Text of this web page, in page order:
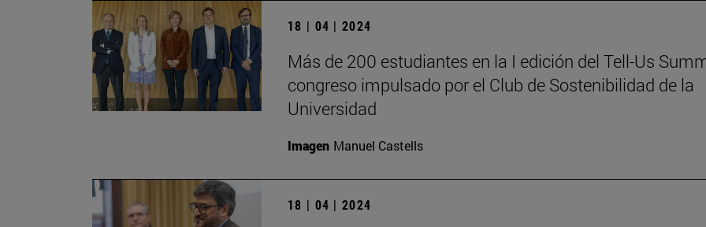
18 | 04 | 2024
Más de 200 estudiantes en la I edición del Tell-Us
congreso impulsado por el Club de Sostenibilidad de la
Universidad
Imagen Manuel Castells
18 | 04 | 2024